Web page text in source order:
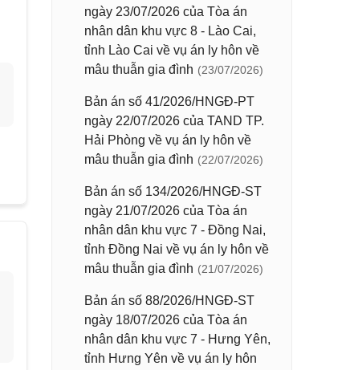
ngày 23/07/2026 của Tòa án
nhân dân khu vực 8 - Lào Cai,
tỉnh Lào Cai về vụ án ly hôn về
mâu thuẫn gia đình (23/07/2026)
Bản án số 41/2026/HNGĐ-PT
ngày 22/07/2026 của TAND TP.
Hải Phòng về vụ án ly hôn về
mâu thuẫn gia đình (22/07/2026)
Bản án số 134/2026/HNGĐ-ST
ngày 21/07/2026 của Tòa án
nhân dân khu vực 7 - Đồng Nai,
tỉnh Đồng Nai về vụ án ly hôn về
mâu thuẫn gia đình (21/07/2026)
Bản án số 88/2026/HNGĐ-ST
ngày 18/07/2026 của Tòa án
nhân dân khu vực 7 - Hưng Yên,
tỉnh Hưng Yên về vụ án ly hôn